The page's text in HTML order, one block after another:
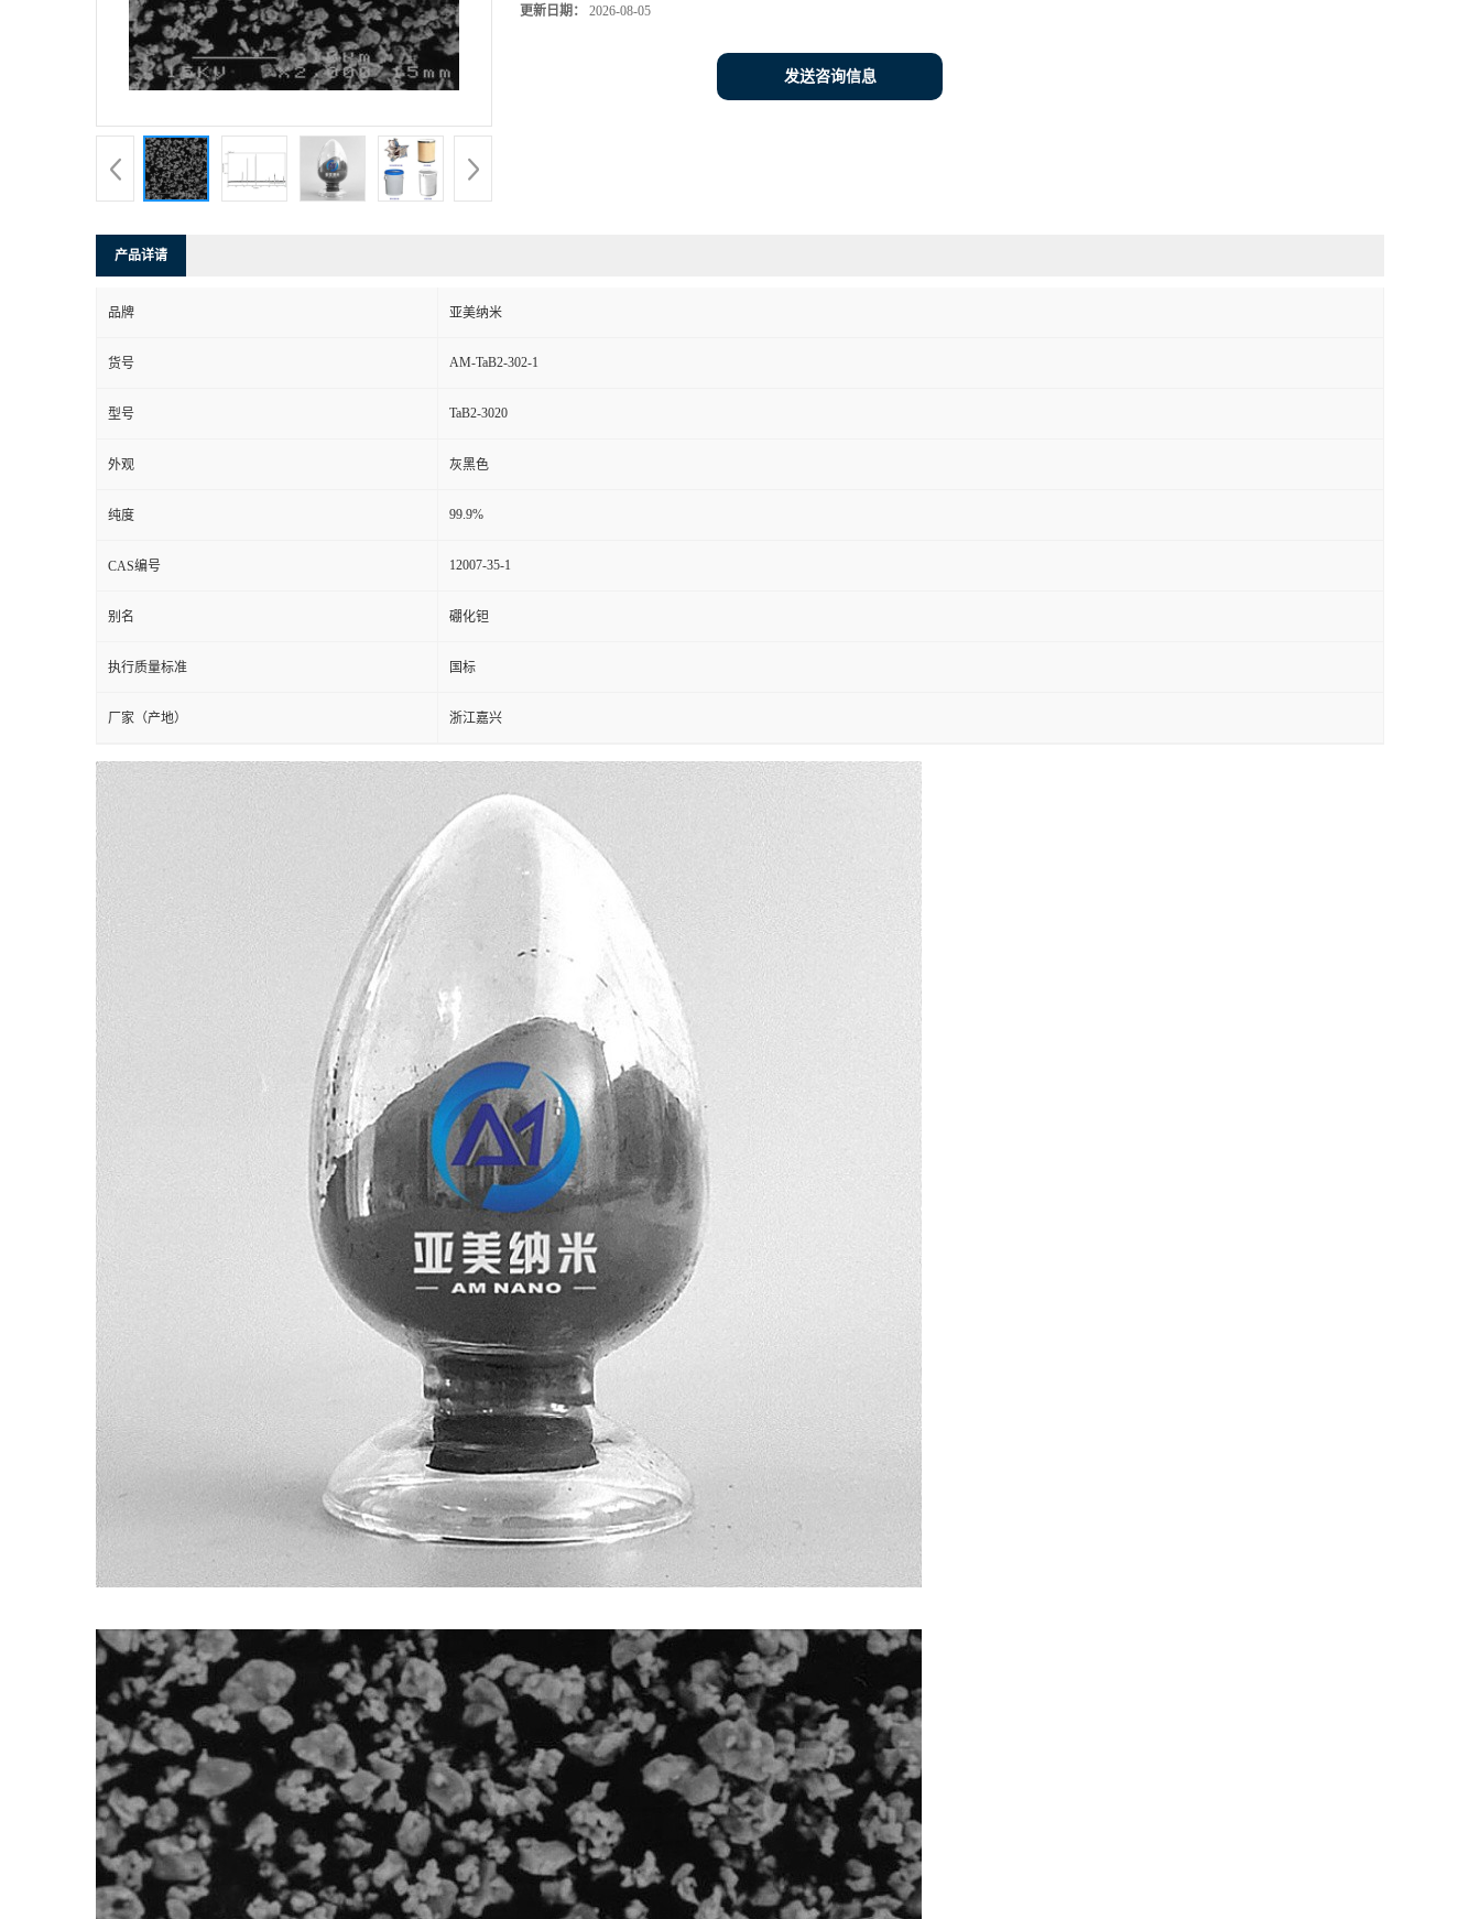
更新日期： 2026-08-05
发送咨询信息
产品详请
品牌 亚美纳米
货号 AM-TaB2-302-1
型号 TaB2-3020
外观 灰黑色
纯度 99.9%
CAS编号 12007-35-1
别名 硼化钽
执行质量标准 国标
厂家（产地） 浙江嘉兴